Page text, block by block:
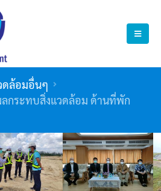
ดล้อมอื่นๆ
กระทบสิ่งแวดล้อม ด้านที่พัก